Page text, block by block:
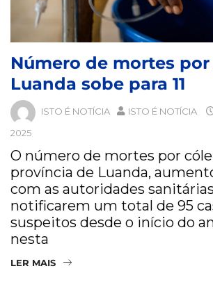
Número de mortes
Luanda sobe para 11
ISTO É NOTÍCIA ISTO É NOTÍCIA
2025
O número de mortes por
província de Luanda,
com as autoridades
notificarem um total de 95
suspeitos desde o início do
nesta
LER MAIS